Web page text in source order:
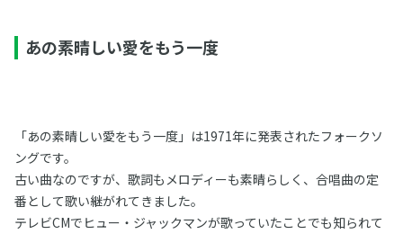
あの素晴しい愛をもう一度
「あの素晴しい愛をもう一度」は1971年に発表されたフォークソ
ングです。
古い曲なのですが、歌詞もメロディーも素晴らしく、合唱曲の定
番として歌い継がれてきました。
テレビCMでヒュー・ジャックマンが歌っていたことでも知られて